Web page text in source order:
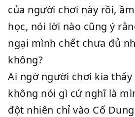
của người chơi này rồi,
học, nói lời nào cũng ý
ngại mình chết chưa đủ
không?
Ai ngờ người chơi kia thấy
không nói gì cứ nghĩ là
đột nhiên chỉ vào Cố